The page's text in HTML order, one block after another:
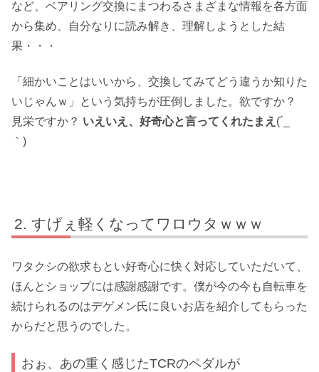
など、ベアリング交換にまつわるさまざまな情報を各方面
から集め、自分なりに読み解き、理解しようとした結
果・・・
「細かいことはいいから、交換してみてどう違うか知りた
いじゃんｗ」という気持ちが圧倒しました。欲ですか？
見栄ですか？ いえいえ、好奇心と言ってくれたまえ (´_ゝ
｀)
すげぇ軽くなってワロウタｗｗｗ
ワタクシの欲求もとい好奇心に快く対応していただいて、
ほんとショップには感謝感謝です。僕が今の今も自転車を
続けられるのはデゲメン氏に良いお店を紹介してもらった
からだと思うのでした。
おぉ、あの重く感じたTCRのペダルが